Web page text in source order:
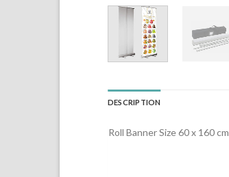
DESCRIPTION
Roll Banner Size 60 x 160 cm